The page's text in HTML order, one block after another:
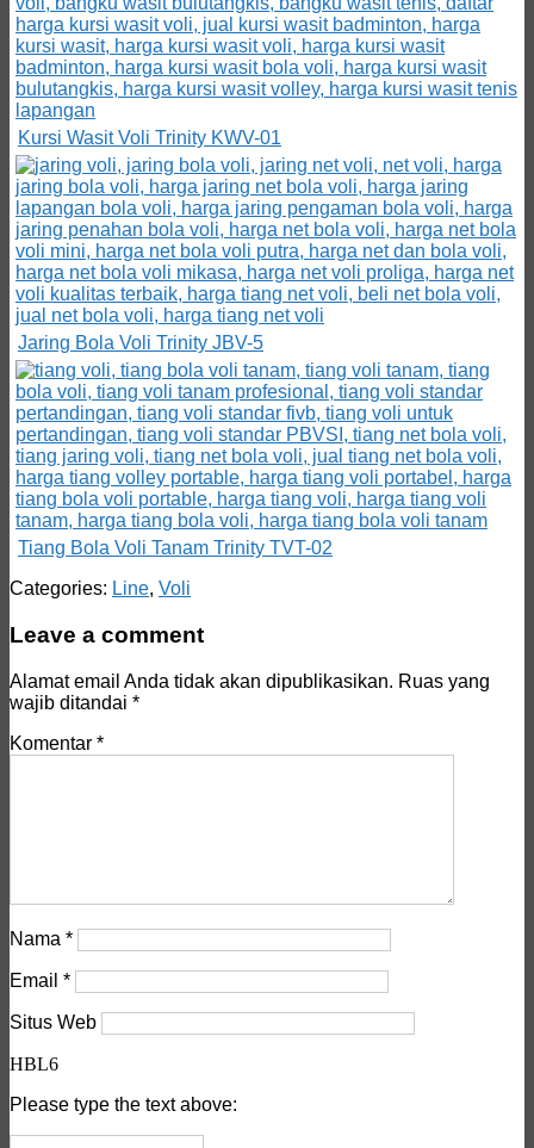
Kursi Wasit Voli Trinity KWV-01
Jaring Bola Voli Trinity JBV-5
Tiang Bola Voli Tanam Trinity TVT-02
Categories: Line, Voli
Leave a comment
Alamat email Anda tidak akan dipublikasikan. Ruas yang
wajib ditandai *
Komentar *
Nama *
Email *
Situs Web
HBL6
Please type the text above: